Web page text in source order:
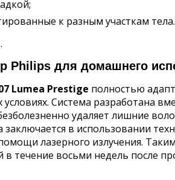
к разным участкам тела.
Philips для домашнего
Lumea Prestige полностью
Система разработана
удаляет лишние
в использовании
лазерного излучения.
в течение восьми недель после